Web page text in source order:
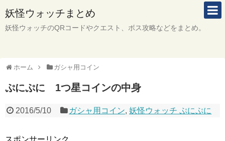
妖怪ウォッチまとめ
妖怪ウォッチのQRコードやクエスト、ボス攻略などをまとめ。
ホーム ガシャ用コイン
ぷにぷに 1つ星コインの中身
2016/5/10 ガシャ用コイン,妖怪ウォッチ ぷにぷに
スポンサーリンク